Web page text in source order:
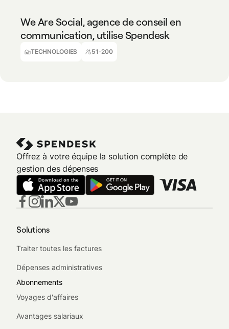
We Are Social, agence de conseil en
communication, utilise Spendesk
TECHNOLOGIES 51-200
Achille Manbou
Financial Controller
Offrez à votre équipe la solution complète de
gestion des dépenses
Solutions
Traiter toutes les factures
Dépenses administratives
Abonnements
Voyages d'affaires
Avantages salariaux